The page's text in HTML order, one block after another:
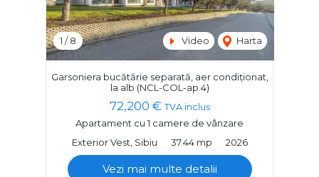
1 /8 Video Harta
Garsoniera bucătărie separată, aer condiționat,
la alb (NCL-COL-ap.4)
72,200 € TVA inclus
Apartament cu 1 camere de vânzare
Exterior Vest, Sibiu
37.44 mp 2026
Vezi mai multe detalii